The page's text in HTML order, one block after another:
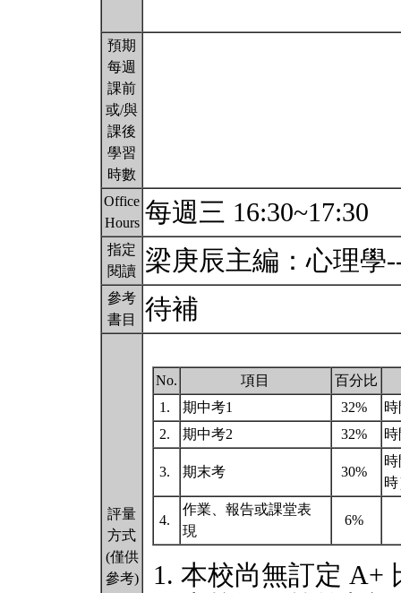
預期
每週
課前
或/與
課後
學習
時數
Office
Hours 每週三 16:30~17:30
指定
閱讀
梁庚辰主編：心理
參考
書目
待補
評量
方式
(僅供
參考)
No. 項目
百分比
1.
期中考1 32%
2.
期中考2 32%
3. 期末考 30%
時
4.
作業、報告或課堂表
現
6%
本校尚無訂定 A+